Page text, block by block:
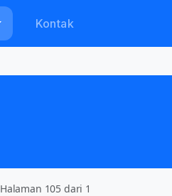
Kontak
Halaman 105 dari 1